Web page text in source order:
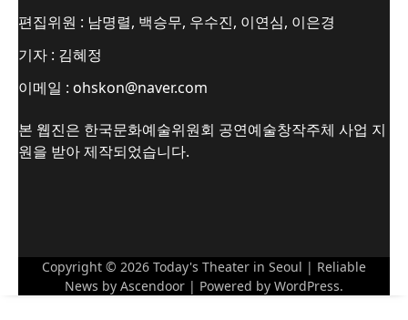
편집위원 : 남명렬, 백승무, 우수진, 이연심, 이은경
기자 : 김혜정
이메일 : ohskon@naver.com
본 웹진은 한국문화예술위원회 공연예술창작주체 사업 지
원을 받아 제작되었습니다.
Copyright © 2026 Today's Theater in Seoul | Reliable
News by Ascendoor | Powered by WordPress.